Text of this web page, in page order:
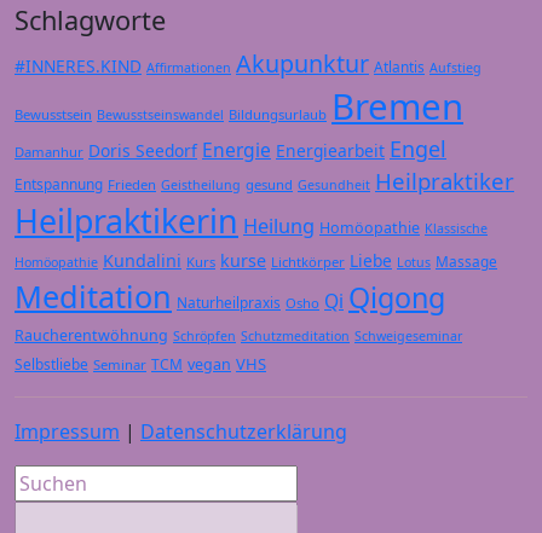
Schlagworte
#INNERES.KIND Affirmationen Akupunktur Atlantis Aufstieg
Bewusstsein Bewusstseinswandel Bildungsurlaub Bremen
Damanhur Doris Seedorf Energie Energiearbeit Engel
Entspannung Frieden Geistheilung gesund Gesundheit Heilpraktiker
Heilpraktikerin Heilung Homöopathie Klassische
Homöopathie Kundalini Kurs kurse Lichtkörper Liebe Lotus Massage
Meditation Naturheilpraxis Osho Qi Qigong
Raucherentwöhnung Schröpfen Schutzmeditation Schweigeseminar
Selbstliebe Seminar TCM vegan VHS
Impressum | Datenschutzerklärung